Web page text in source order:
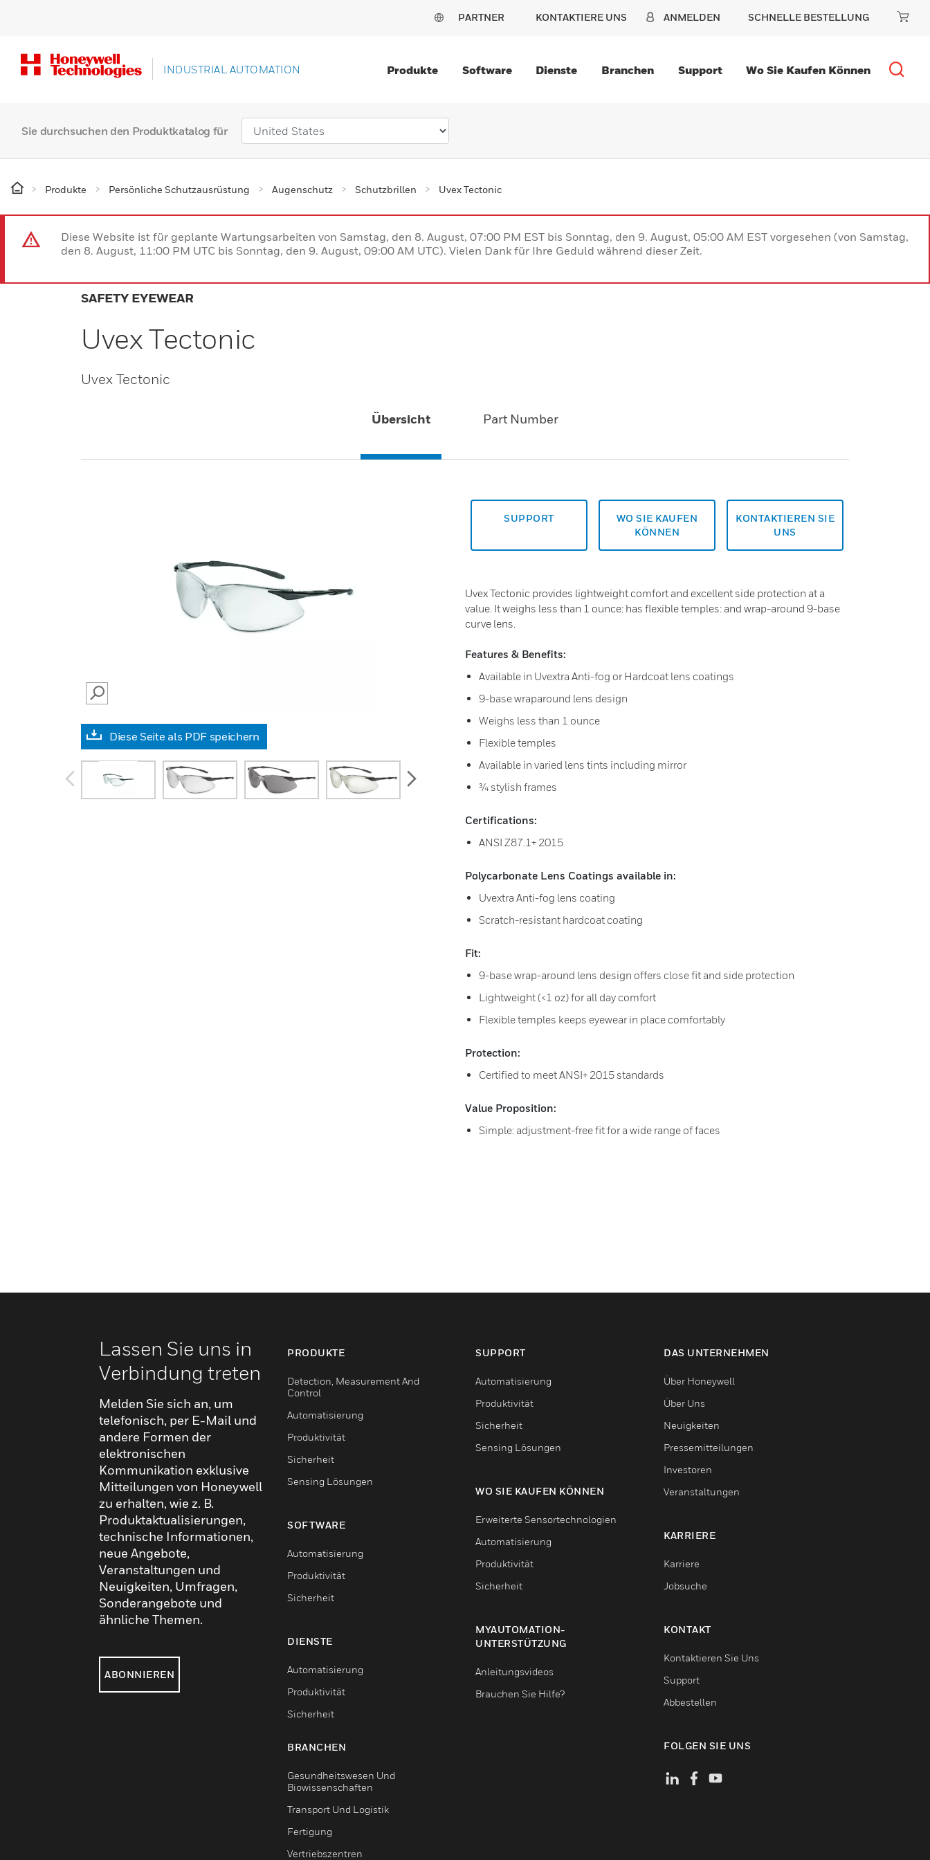
PARTNER KONTAKTIERE UNS ANMELDEN SCHNELLE BESTELLUNG
INDUSTRIAL AUTOMATION Produkte Software Dienste Branchen Support Wo Sie Kaufen Können
Sie durchsuchen den Produktkatalog für
Produkte Persönliche Schutzausrüstung Augenschutz Schutzbrillen Uvex Tectonic
Diese Website ist für geplante Wartungsarbeiten von Samstag, den 8. August, 07:00 PM EST bis Sonntag, den 9. August, 05:00 AM EST vorgesehen (von Samstag,
den 8. August, 11:00 PM UTC bis Sonntag, den 9. August, 09:00 AM UTC). Vielen Dank für Ihre Geduld während dieser Zeit.
SAFETY EYEWEAR
Uvex Tectonic
Uvex Tectonic
Übersicht Part Number
SEARCH
Diese Seite als PDF speichern
SUPPORT
WO SIE KAUFEN
KÖNNEN
KONTAKTIEREN SIE
UNS
Uvex Tectonic provides lightweight comfort and excellent side protection at a
value. It weighs less than 1 ounce: has flexible temples: and wrap-around 9-base
curve lens.
Features & Benefits:
Available in Uvextra Anti-fog or Hardcoat lens coatings
9-base wraparound lens design
Weighs less than 1 ounce
Flexible temples
Available in varied lens tints including mirror
¾ stylish frames
Certifications:
ANSI Z87.1+ 2015
Polycarbonate Lens Coatings available in:
Uvextra Anti-fog lens coating
Scratch-resistant hardcoat coating
Fit:
9-base wrap-around lens design offers close fit and side protection
Lightweight (<1 oz) for all day comfort
Flexible temples keeps eyewear in place comfortably
Protection:
Certified to meet ANSI+ 2015 standards
Value Proposition:
Simple: adjustment-free fit for a wide range of faces
Lassen Sie uns in
Verbindung treten
Melden Sie sich an, um
telefonisch, per E-Mail und
andere Formen der
elektronischen
Kommunikation exklusive
Mitteilungen von Honeywell
zu erhalten, wie z. B.
Produktaktualisierungen,
technische Informationen,
neue Angebote,
Veranstaltungen und
Neuigkeiten, Umfragen,
Sonderangebote und
ähnliche Themen.
ABONNIEREN
PRODUKTE
Detection, Measurement And
Control
Automatisierung
Produktivität
Sicherheit
Sensing Lösungen
SOFTWARE
Automatisierung
Produktivität
Sicherheit
DIENSTE
Automatisierung
Produktivität
Sicherheit
BRANCHEN
Gesundheitswesen Und
Biowissenschaften
Transport Und Logistik
Fertigung
Vertriebszentren
SUPPORT
Automatisierung
Produktivität
Sicherheit
Sensing Lösungen
WO SIE KAUFEN KÖNNEN
Erweiterte Sensortechnologien
Automatisierung
Produktivität
Sicherheit
MYAUTOMATION-
UNTERSTÜTZUNG
Anleitungsvideos
Brauchen Sie Hilfe?
DAS UNTERNEHMEN
Über Honeywell
Über Uns
Neuigkeiten
Pressemitteilungen
Investoren
Veranstaltungen
KARRIERE
Karriere
Jobsuche
KONTAKT
Kontaktieren Sie Uns
Support
Abbestellen
FOLGEN SIE UNS